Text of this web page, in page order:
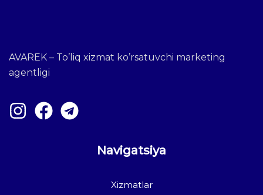
AVAREK – To’liq xizmat ko’rsatuvchi marketing
agentligi
Navigatsiya
Xizmatlar